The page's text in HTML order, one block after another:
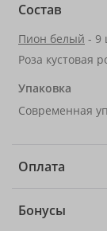
Состав
Пион белый - 9
Роза кустовая
Упаковка
Современная
Оплата
Бонусы